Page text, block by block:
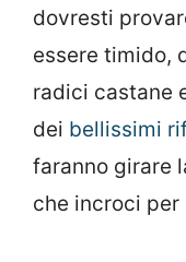
dovresti
essere timido,
radici castane
dei bellissimi
faranno girare
che incroci per